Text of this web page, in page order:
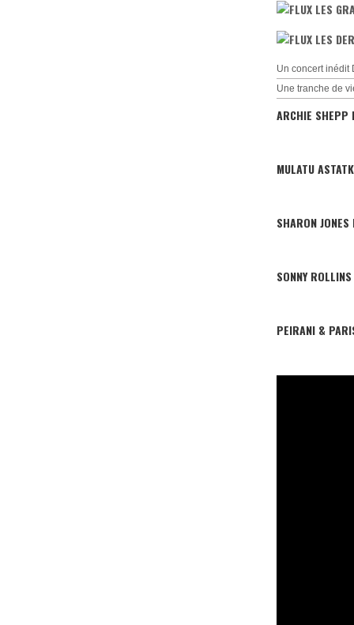
LES
LES
Un concert inédit
Une tranche de
ARCHIE SHEPP
MULATU
SHARON
SONNY
PEIRANI &